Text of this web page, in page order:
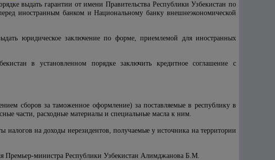
выдать гарантии от имени Правительства Республики Узбекистан по
иностранным банком и Национальному банку внешнеэкономической
юридическое заключение по форме, приемлемой для иностранных
в установленном порядке заключить кредитное соглашение с
сборов за таможенное оформление) за поставляемые в республику в
части, расходные материалы и специальные масла к ним.
налогов на доходы нерезидентов, получаемые у источника на территории
Премьер-министра Республики Узбекистан Алимджанова Б.М.